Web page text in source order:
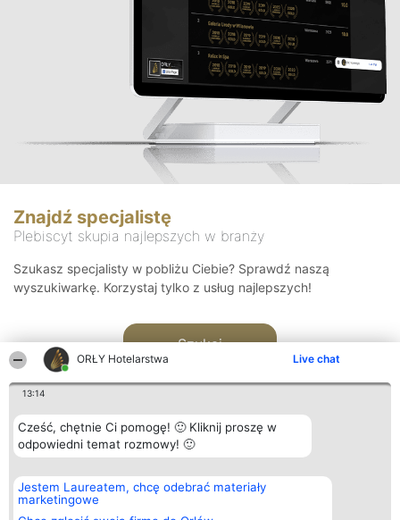
ORŁY Hotelarstwa Live chat
13:14
Cześć, chętnie Ci pomogę! 🙂 Kliknij proszę w
odpowiedni temat rozmowy! 🙂
Jestem Laureatem, chcę odebrać materiały
marketingowe
Znajdź specjalistę
Plebiscyt skupia najlepszych w branży
Szukasz specjalisty w pobliżu Ciebie? Sprawdź naszą
wyszukiwarkę. Korzystaj tylko z usług najlepszych!
Szukaj
Organizator plebiscytu
Bright Side Solutions sp. z o.
o. sp. k.
ul. Ruska 22
Plebiscyt
Laureaci
wszystkich
Kontakt
Kontakt